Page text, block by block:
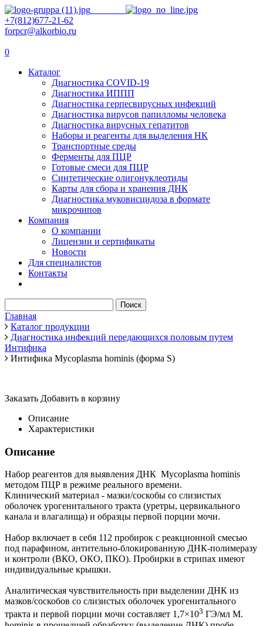
+7(812)677-21-62
forpcr@alkorbio.ru
0
Каталог
Диагностика COVID-19
Диагностика ИППП
Диагностика герпесвирусных инфекций
Диагностика вирусов папилломы человека
Диагностика вирусных гепатитов
Наборы и реагенты для выделения НК
Транспортные среды
Ферменты для ПЦР
Готовые смеси для ПЦР
Синтетические олигонуклеотиды
Карты для сбора и хранения ДНК
Диагностика муковисцидоза в формате
микрочипов
Компания
О компании
Лицензии и сертификаты
Новости
Для специалистов
Контакты
Главная
Каталог продукции
Диагностика инфекций передающихся половым путем
Интифика
Интифика Mycoplasma hominis (форма S)
Заказать Добавить в корзину
Описание
Характеристики
Описание
Набор реагентов для выявления ДНК Mycoplasma hominis
методом ПЦР в режиме реального времени.
Клинический материал - мазки/соскобы со слизистых
оболочек урогенитального тракта (уретры, цервикального
канала и влагалища) и образцы первой порции мочи.
Набор включает в себя 112 пробирок с реакционной смесью
под парафином, антительно-блокированную ДНК-полимеразу
и контроли (ВКО, ОКО, ПКО). Пробирки в стрипах имеют
индивидуальные крышки.
Аналитическая чувствительность при выделении ДНК из
мазков/соскобов со слизистых оболочек урогенитального
тракта и первой порции мочи составляет 1,7×103 ГЭ/мл M.